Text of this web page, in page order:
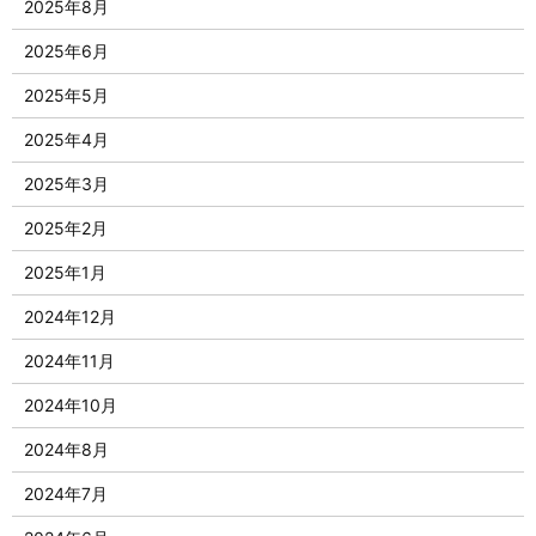
2025年8月
2025年6月
2025年5月
2025年4月
2025年3月
2025年2月
2025年1月
2024年12月
2024年11月
2024年10月
2024年8月
2024年7月